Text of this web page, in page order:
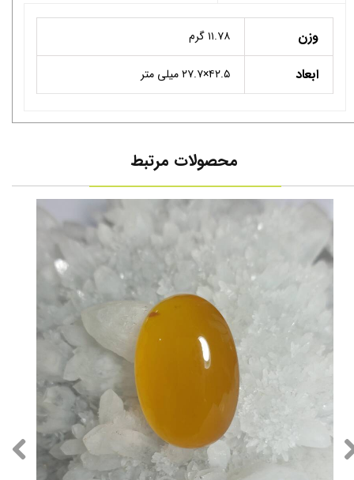
وزن ۱۱.۷۸ گرم
ابعاد ۴۲.۵×۲۷.۷ میلی متر
محصولات مرتبط